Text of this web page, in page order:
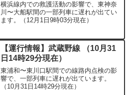
横浜線内での救護活動の影響で、東神奈
川〜大船駅間の一部列車に遅れが出てい
ます。（12月1日9時03分現在）
【運行情報】武蔵野線 （10月31
日14時29分現在）
東浦和〜東川口駅間での線路内点検の影
響で、一部列車に遅れが出ています。
（10月31日14時29分現在）